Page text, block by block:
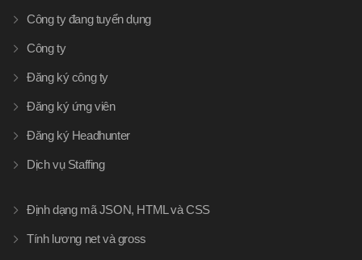
Công ty đang tuyển dụng
Công ty
Đăng ký công ty
Đăng ký ứng viên
Đăng ký Headhunter
Dịch vụ Staffing
Định dạng mã JSON, HTML và CSS
Tính lương net và gross